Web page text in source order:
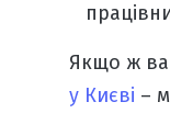
Якщо ж
у Києві –